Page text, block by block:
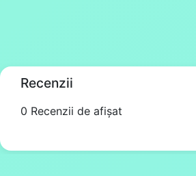
Recenzii
0 Recenzii de afișat